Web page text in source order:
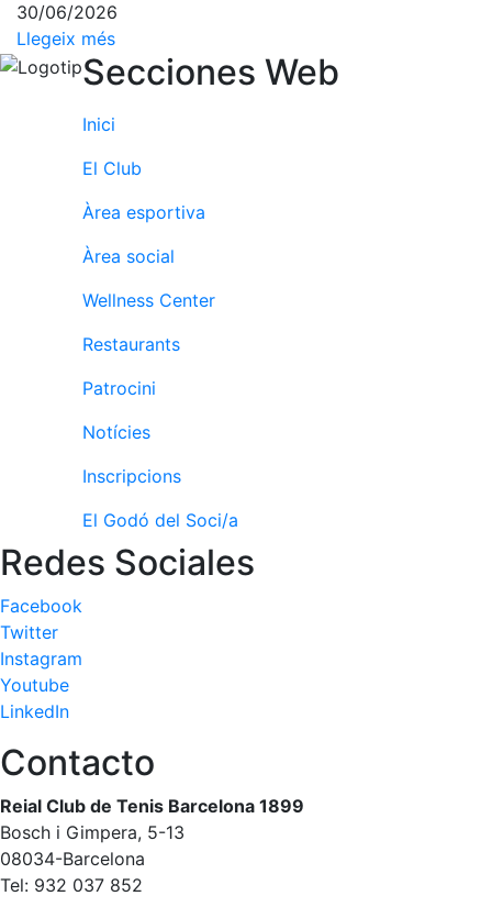
culturals
Conferències
i
Talks
Calendari
Socials
Jocs de taula
Club
Wellness
Servei de
fisiosalut
Entrenaments
Activitats
dirigides
Restaurants
L'Snack
Casa Arilla
Chill Out
Bar
Piscina
30/06/2026
Llegeix més
Secciones Web
Inici
El Club
Àrea esportiva
Àrea social
Wellness Center
Restaurants
Patrocini
Notícies
Inscripcions
El Godó del Soci/a
Redes Sociales
Facebook
Twitter
Instagram
Youtube
LinkedIn
Contacto
Reial Club de Tenis Barcelona 1899
Bosch i Gimpera, 5-13
08034-Barcelona
Tel: 932 037 852